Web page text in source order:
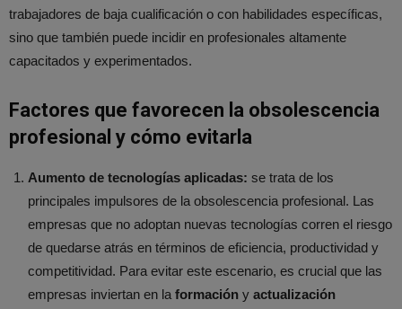
trabajadores de baja cualificación o con habilidades específicas,
sino que también puede incidir en profesionales altamente
capacitados y experimentados.
Factores que favorecen la obsolescencia
profesional y cómo evitarla
Aumento de tecnologías aplicadas: se trata de los
principales impulsores de la obsolescencia profesional. Las
empresas que no adoptan nuevas tecnologías corren el riesgo
de quedarse atrás en términos de eficiencia, productividad y
competitividad. Para evitar este escenario, es crucial que las
empresas inviertan en la formación y actualización